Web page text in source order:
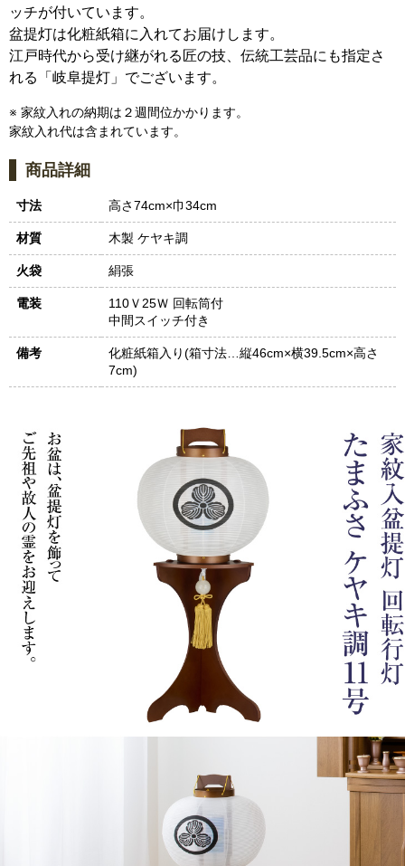
ッチが付いています。
盆提灯は化粧紙箱に入れてお届けします。
江戸時代から受け継がれる匠の技、伝統工芸品にも指定さ
れる「岐阜提灯」でございます。
※ 家紋入れの納期は２週間位かかります。
家紋入れ代は含まれています。
商品詳細
寸法 高さ74cm×巾34cm
材質 木製 ケヤキ調
火袋 絹張
電装
110Ｖ25Ｗ 回転筒付
中間スイッチ付き
備考
化粧紙箱入り(箱寸法…縦46cm×横39.5cm×高さ
7cm)